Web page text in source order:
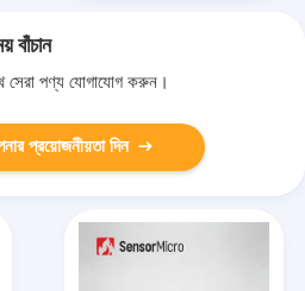
বাঁচান
সেরা পণ্য যোগাযোগ করুন।
প্রয়োজনীয়তা দিন